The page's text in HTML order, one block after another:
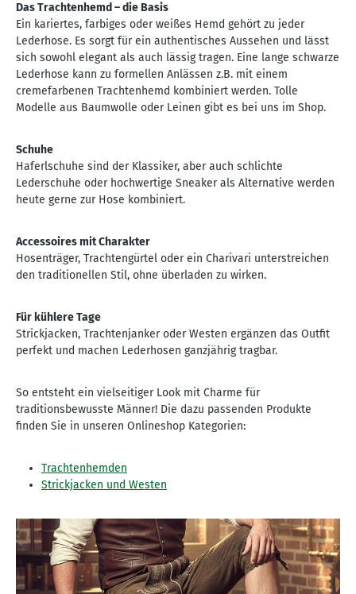
Das Trachtenhemd – die Basis
Ein kariertes, farbiges oder weißes Hemd gehört zu jeder
Lederhose. Es sorgt für ein authentisches Aussehen und lässt
sich sowohl elegant als auch lässig tragen. Eine lange schwarze
Lederhose kann zu formellen Anlässen z.B. mit einem
cremefarbenen Trachtenhemd kombiniert werden. Tolle
Modelle aus Baumwolle oder Leinen gibt es bei uns im Shop.
Schuhe
Haferlschuhe sind der Klassiker, aber auch schlichte
Lederschuhe oder hochwertige Sneaker als Alternative werden
heute gerne zur Hose kombiniert.
Accessoires mit Charakter
Hosenträger, Trachtengürtel oder ein Charivari unterstreichen
den traditionellen Stil, ohne überladen zu wirken.
Für kühlere Tage
Strickjacken, Trachtenjanker oder Westen ergänzen das Outfit
perfekt und machen Lederhosen ganzjährig tragbar.
So entsteht ein vielseitiger Look mit Charme für
traditionsbewusste Männer! Die dazu passenden Produkte
finden Sie in unseren Onlineshop Kategorien:
Trachtenhemden
Strickjacken und Westen